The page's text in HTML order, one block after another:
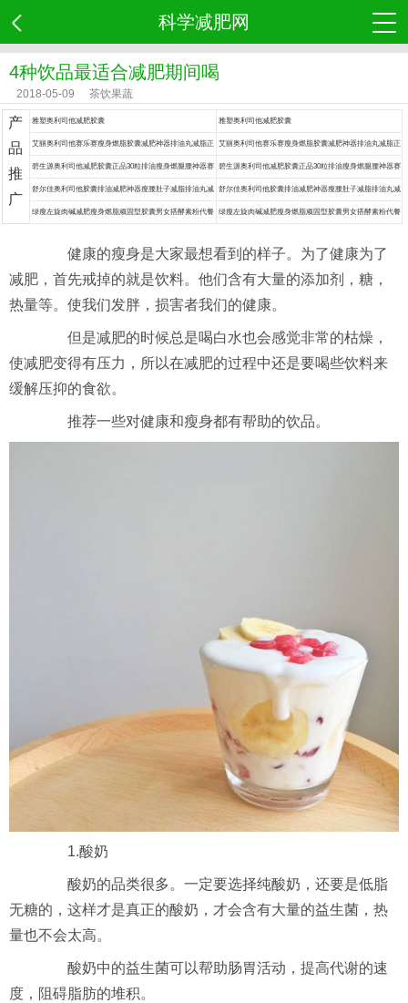
科学减肥网
4种饮品最适合减肥期间喝
2018-05-09 茶饮果蔬
产
品
推
广
雅塑奥利司他减肥胶囊 雅塑奥利司他减肥胶囊
艾丽奥利司他赛乐赛瘦身燃脂胶囊减肥神器排油丸减脂正
品药
艾丽奥利司他赛乐赛瘦身燃脂胶囊减肥神器排油丸减脂正
品药
碧生源奥利司他减肥胶囊正品30粒排油瘦身燃腿腰神器赛
乐赛丸脂药
碧生源奥利司他减肥胶囊正品30粒排油瘦身燃腿腰神器赛
乐赛丸脂药
舒尔佳奥利司他胶囊排油减肥神器瘦腰肚子减脂排油丸减
肥药
舒尔佳奥利司他胶囊排油减肥神器瘦腰肚子减脂排油丸减
肥药
绿瘦左旋肉碱减肥瘦身燃脂顽固型胶囊男女搭酵素粉代餐 绿瘦左旋肉碱减肥瘦身燃脂顽固型胶囊男女搭酵素粉代餐
健康的瘦身是大家最想看到的样子。为了健康为了
减肥，首先戒掉的就是饮料。他们含有大量的添加剂，糖，
热量等。使我们发胖，损害者我们的健康。
但是减肥的时候总是喝白水也会感觉非常的枯燥，
使减肥变得有压力，所以在减肥的过程中还是要喝些饮料来
缓解压抑的食欲。
推荐一些对健康和瘦身都有帮助的饮品。
1.酸奶
酸奶的品类很多。一定要选择纯酸奶，还要是低脂
无糖的，这样才是真正的酸奶，才会含有大量的益生菌，热
量也不会太高。
酸奶中的益生菌可以帮助肠胃活动，提高代谢的速
度，阻碍脂肪的堆积。